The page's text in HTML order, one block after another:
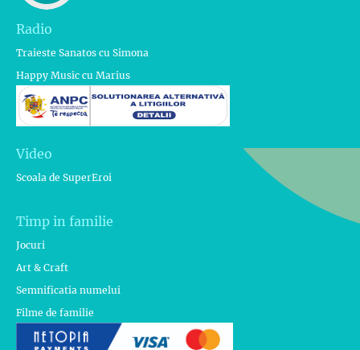
Radio
Traieste Sanatos cu Simona
Happy Music cu Marius
Video
Scoala de SuperEroi
Timp in familie
Jocuri
Art & Craft
Semnificatia numelui
Filme de familie